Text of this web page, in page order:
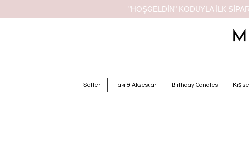
"HOŞGELDİN" KODUYLA İLK
Setler Takı & Aksesuar Birthday Candles